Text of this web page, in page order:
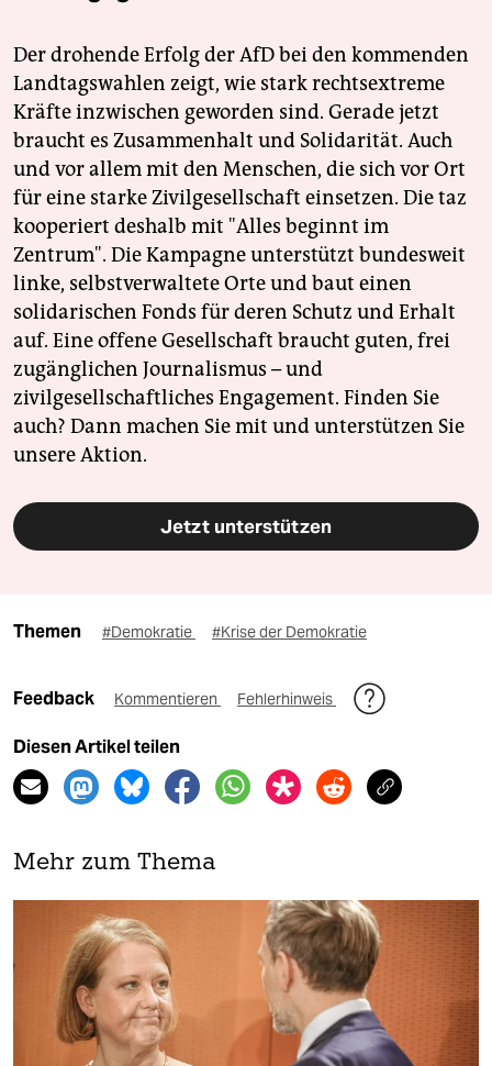
Der drohende Erfolg der AfD bei den kommenden
Landtagswahlen zeigt, wie stark rechtsextreme
Kräfte inzwischen geworden sind. Gerade jetzt
braucht es Zusammenhalt und Solidarität. Auch
und vor allem mit den Menschen, die sich vor Ort
für eine starke Zivilgesellschaft einsetzen. Die taz
kooperiert deshalb mit "Alles beginnt im
Zentrum". Die Kampagne unterstützt bundesweit
linke, selbstverwaltete Orte und baut einen
solidarischen Fonds für deren Schutz und Erhalt
auf. Eine offene Gesellschaft braucht guten, frei
zugänglichen Journalismus – und
zivilgesellschaftliches Engagement. Finden Sie
auch? Dann machen Sie mit und unterstützen Sie
unsere Aktion.
Jetzt unterstützen
Themen #Demokratie #Krise der Demokratie
Feedback Kommentieren Fehlerhinweis
Diesen Artikel teilen
Mehr zum Thema